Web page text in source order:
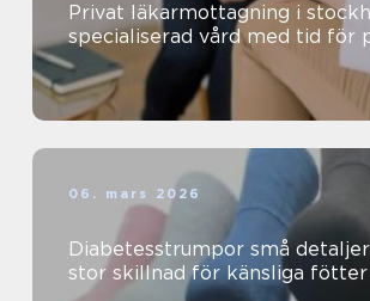
Privat läkarmottagning i
specialiserad vård med tid för
06. mars 2026
Diabetesstrumpor små detaljer som gör
stor skillnad för känsliga fötter